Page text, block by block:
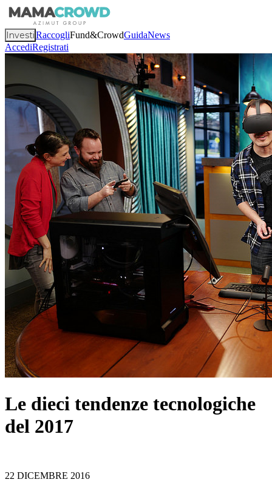
InvestiRaccogliFund&CrowdGuidaNews
AccediRegistrati
Le dieci tendenze tecnologiche
del 2017
22 DICEMBRE 2016